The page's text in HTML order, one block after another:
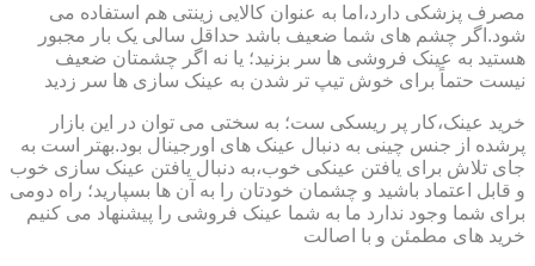
مصرف پزشکی دارد،اما به عنوان کالایی زینتی هم استفاده می
شود.اگر چشم های شما ضعیف باشد حداقل سالی یک بار مجبور
هستید به عینک فروشی ها سر بزنید؛ یا نه اگر چشمتان ضعیف
نیست حتماً برای خوش تیپ تر شدن به عینک سازی ها سر زدید
خرید عینک،کار پر ریسکی ست؛ به سختی می توان در این بازار
پرشده از جنس چینی به دنبال عینک های اورجینال بود.بهتر است به
جای تلاش برای یافتن عینکی خوب،به دنبال یافتن عینک سازی خوب
و قابل اعتماد باشید و چشمان خودتان را به آن ها بسپارید؛ راه دومی
برای شما وجود ندارد ما به شما عینک فروشی را پیشنهاد می کنیم
خرید های مطمئن و با اصالت